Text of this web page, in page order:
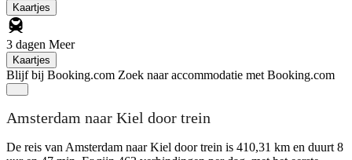
Kaartjes
3 dagen Meer
Kaartjes
Blijf bij Booking.com Zoek naar accommodatie met Booking.com
Amsterdam naar Kiel door trein
De reis van Amsterdam naar Kiel door trein is 410,31 km en duurt 8